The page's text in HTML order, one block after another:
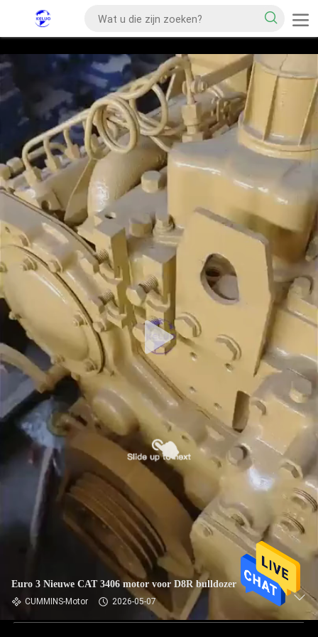
Euro 3 Nieuwe CAT 3406 motor voor D8R bulldozer
CUMMINS-Motor 2026-05-07